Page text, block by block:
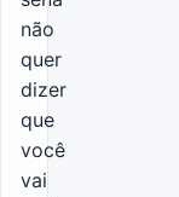
não
quer
dizer
que
você
vai